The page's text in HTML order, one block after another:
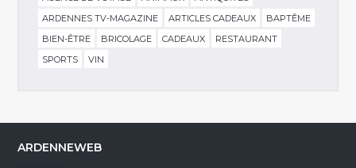
ARDENNES TV-MAGAZINE
ARTICLES CADEAUX
BAPTÊME
BIEN-ÊTRE
BRICOLAGE CADEAUX
RESTAURANT
SPORTS
VIN
ARDENNEWEB